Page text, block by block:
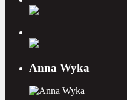
Anna Wyka